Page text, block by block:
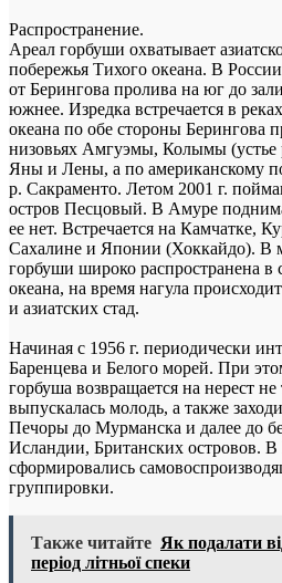
Распространение.
Ареал горбуши охватывает
побережья Тихого океана. В
от Берингова пролива на юг до
южнее. Изредка встречается в
океана по обе стороны Берингова
низовьях Амгуэмы, Колымы
Яны и Лены, а по американскому
р. Сакраменто. Летом 2001 г.
остров Песцовый. В Амуре
ее нет. Встречается на Камчатке,
Сахалине и Японии (Хоккайдо). В
горбуши широко распространена в
океана, на время нагула
и азиатских стад.
Начиная с 1956 г. периодически
Баренцева и Белого морей. При
горбуша возвращается на нерест не
выпускалась молодь, а также
Печоры до Мурманска и далее до
Исландии, Британских островов.
сформировались
группировки.
Также читайте Як подалати
період літньої спеки